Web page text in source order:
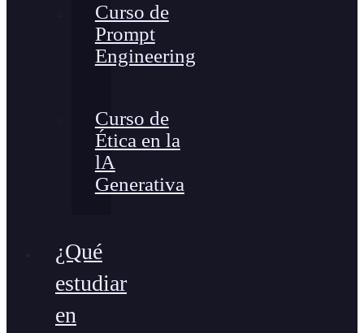
Curso de
Prompt
Engineering
Curso de
Ética en la
lA
Generativa
¿Qué
estudiar
en